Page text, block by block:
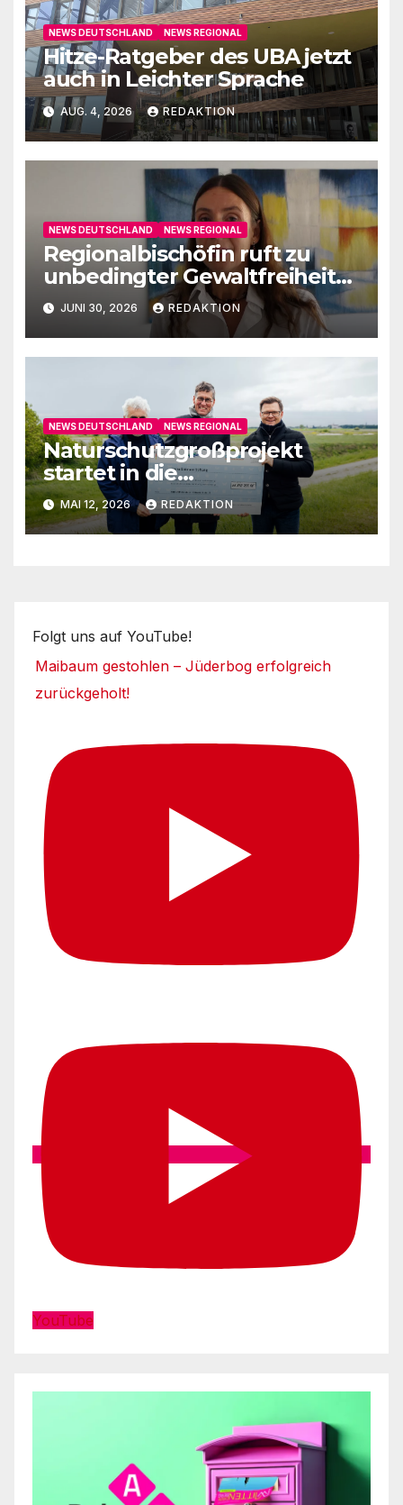
NEWS DEUTSCHLAND NEWS REGIONAL
Hitze-Ratgeber des UBA jetzt
auch in Leichter Sprache
AUG. 4, 2026 REDAKTION
NEWS DEUTSCHLAND NEWS REGIONAL
Regionalbischöfin ruft zu
unbedingter Gewaltfreiheit
aufJUNI 30, 2026 REDAKTION
NEWS DEUTSCHLAND NEWS REGIONAL
Naturschutzgroßprojekt
startet in die
Umsetzungsphase
MAI 12, 2026 REDAKTION
Folgt uns auf YouTube!
Maibaum gestohlen – Jüderbog erfolgreich
zurückgeholt!
YouTube